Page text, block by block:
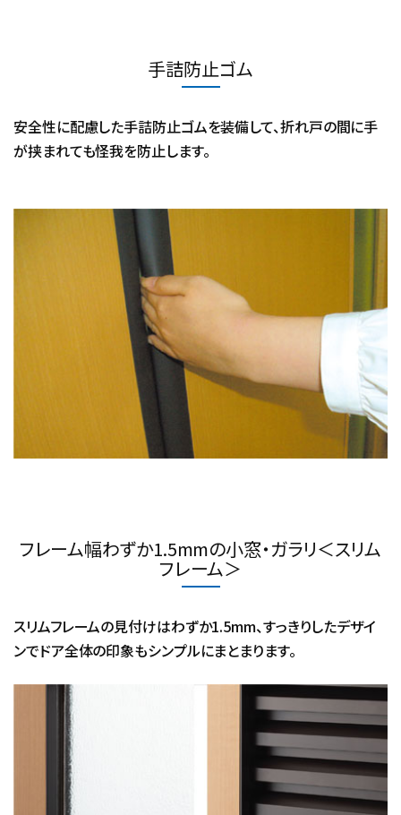
手詰防止ゴム
安全性に配慮した手詰防止ゴムを装備して、折れ戸の間に手
が挟まれても怪我を防止します。
フレーム幅わずか1.5mmの小窓・ガラリ＜スリム
フレーム＞
スリムフレームの見付けはわずか1.5mm、すっきりしたデザイ
ンでドア全体の印象もシンプルにまとまります。